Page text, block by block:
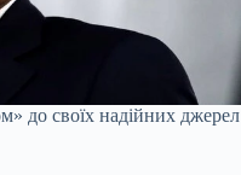
до своїх надійних джерел